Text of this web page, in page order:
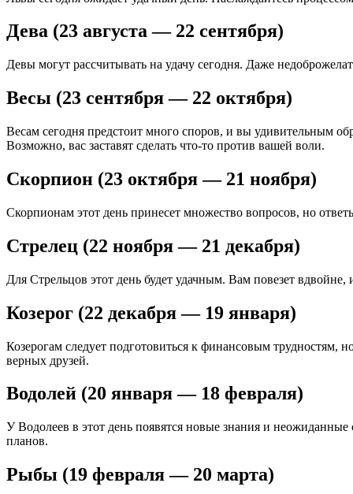
Дева (23 августа — 22 сентября)
Девы могут рассчитывать на удачу сегодня. Даже
Весы (23 сентября — 22 октября)
Весам сегодня предстоит много споров, и вы удивительным
Возможно, вас заставят сделать что-то против вашей воли.
Скорпион (23 октября — 21 ноября)
Скорпионам этот день принесет множество вопросов, но
Стрелец (22 ноября — 21 декабря)
Для Стрельцов этот день будет удачным. Вам повезет
Козерог (22 декабря — 19 января)
Козерогам следует подготовиться к финансовым
верных друзей.
Водолей (20 января — 18 февраля)
У Водолеев в этот день появятся новые знания и
планов.
Рыбы (19 февраля — 20 марта)